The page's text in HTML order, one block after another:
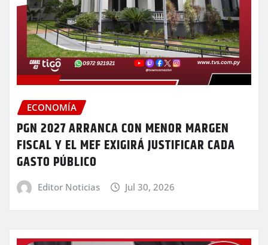
ECONOMÍA
PGN 2027 ARRANCA CON MENOR MARGEN
FISCAL Y EL MEF EXIGIRÁ JUSTIFICAR CADA
GASTO PÚBLICO
Editor Noticias Jul 30, 2026